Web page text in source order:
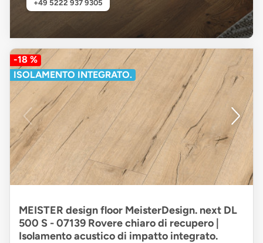
+49 5222 937 9305
-18 %
ISOLAMENTO INTEGRATO.
MEISTER design floor MeisterDesign. next DL
500 S - 07139 Rovere chiaro di recupero |
Isolamento acustico di impatto integrato.